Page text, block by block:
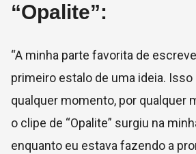
“Opalite”:
“A minha parte favorita de
primeiro estalo de uma ideia.
qualquer momento, por qualquer
o clipe de “Opalite” surgiu na
enquanto eu estava fazendo a